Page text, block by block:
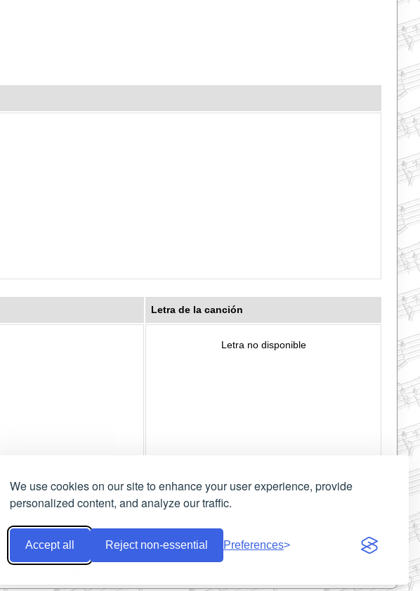
We use cookies on our site to enhance your user experience, provide
personalized content, and analyze our traffic.
Accept all Reject non-essential Preferences
Letra de la canción
Letra no disponible
Envianos midis | Enlazanos